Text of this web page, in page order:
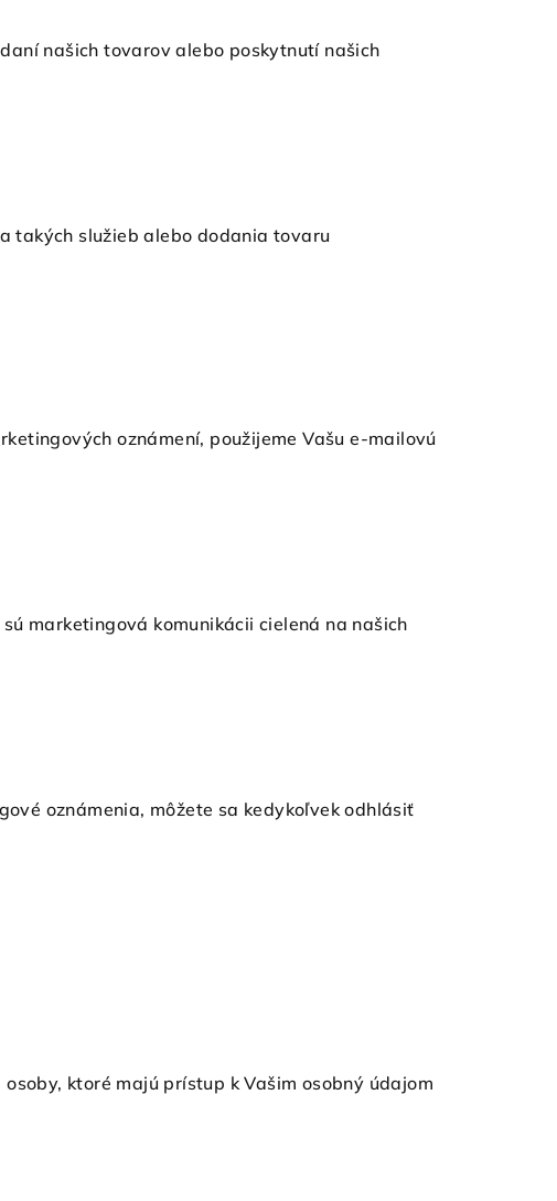
našich tovarov alebo poskytnutí našich
takých služieb alebo dodania tovaru
oznámení, použijeme Vašu e-mailovú
marketingová komunikácii cielená na našich
oznámenia, môžete sa kedykoľvek odhlásiť
ktoré majú prístup k Vašim osobný údajom